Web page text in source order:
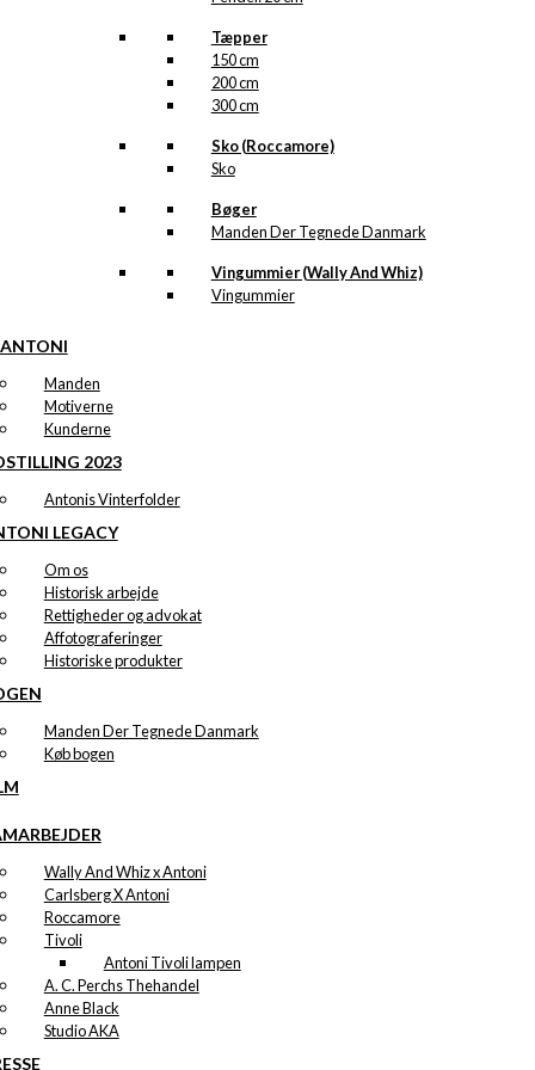
Tæpper
150 cm
200 cm
300 cm
Sko (Roccamore)
Sko
Bøger
Manden Der Tegnede Danmark
Vingummier (Wally And Whiz)
Vingummier
Manden
Motiverne
Kunderne
2023
Antonis Vinterfolder
LEGACY
Om os
Historisk arbejde
Rettigheder og advokat
Affotograferinger
Historiske produkter
Manden Der Tegnede Danmark
Køb bogen
Wally And Whiz x Antoni
Carlsberg X Antoni
Roccamore
Tivoli
Antoni Tivoli lampen
A. C. Perchs Thehandel
Anne Black
Studio AKA